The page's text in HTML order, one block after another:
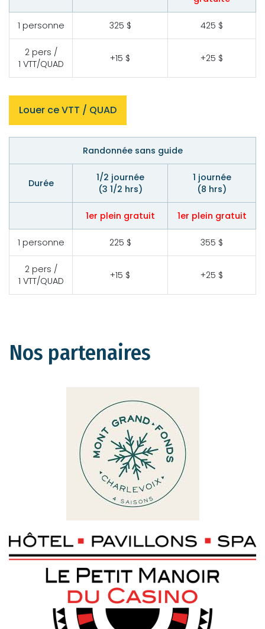
1 personne 325 $ 425 $
2 pers /
1 VTT/QUAD
+15 $ +25 $
Louer ce VTT / QUAD
Randonnée sans guide
Durée
1/2 journée
(3 1/2 hrs)
1 journée
(8 hrs)
1er plein gratuit 1er plein gratuit
1 personne 225 $ 355 $
2 pers /
1 VTT/QUAD
+15 $ +25 $
Nos partenaires